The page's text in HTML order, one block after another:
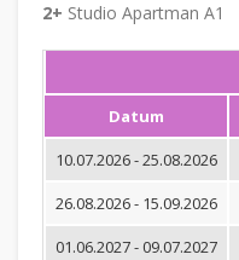
2+ Studio Apartman A1
Datum
10.07.2026 - 25.08.2026
26.08.2026 - 15.09.2026
01.06.2027 - 09.07.2027